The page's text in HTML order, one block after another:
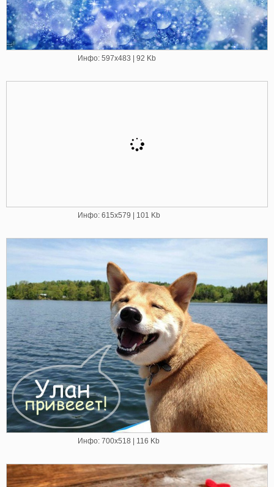
Инфо: 597х483 | 92 Kb
Инфо: 615х579 | 101 Kb
Инфо: 700х518 | 116 Kb